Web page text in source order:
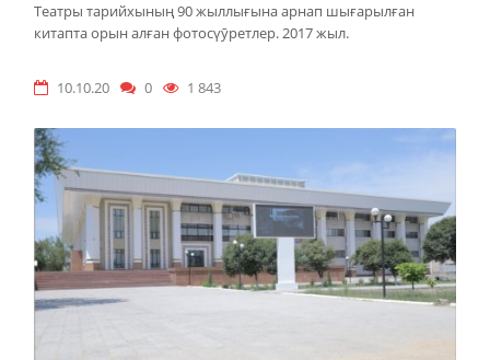
Театры тарийхының 90 жыллығына арнап шығарылған
китапта орын алған фотосүӯретлер. 2017 жыл.
10.10.20 0 1 843